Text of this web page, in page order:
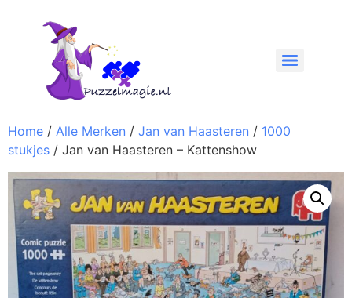
Home / Alle Merken / Jan van Haasteren / 1000
stukjes / Jan van Haasteren – Kattenshow